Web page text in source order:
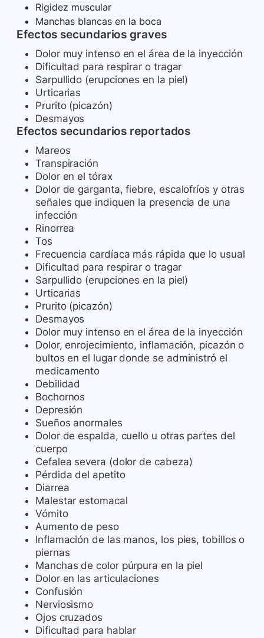
Rigidez muscular
Manchas blancas en la boca
Efectos secundarios graves
Dolor muy intenso en el área de la inyección
Dificultad para respirar o tragar
Sarpullido (erupciones en la piel)
Urticarias
Prurito (picazón)
Desmayos
Efectos secundarios reportados
Mareos
Transpiración
Dolor en el tórax
Dolor de garganta, fiebre, escalofríos y otras
señales que indiquen la presencia de una
infección
Rinorrea
Tos
Frecuencia cardíaca más rápida que lo usual
Dificultad para respirar o tragar
Sarpullido (erupciones en la piel)
Urticarias
Prurito (picazón)
Desmayos
Dolor muy intenso en el área de la inyección
Dolor, enrojecimiento, inflamación, picazón o
bultos en el lugar donde se administró el
medicamento
Debilidad
Bochornos
Depresión
Sueños anormales
Dolor de espalda, cuello u otras partes del
cuerpo
Cefalea severa (dolor de cabeza)
Pérdida del apetito
Diarrea
Malestar estomacal
Vómito
Aumento de peso
Inflamación de las manos, los pies, tobillos o
piernas
Manchas de color púrpura en la piel
Dolor en las articulaciones
Confusión
Nerviosismo
Ojos cruzados
Dificultad para hablar